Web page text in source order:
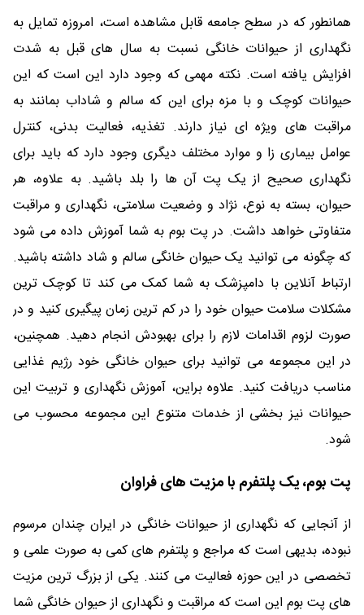
همانطور که در سطح جامعه قابل مشاهده است، امروزه تمایل به
نگهداری از حیوانات خانگی نسبت به سال های قبل به شدت
افزایش یافته است. نکته مهمی که وجود دارد این است که این
حیوانات کوچک و با مزه برای این که سالم و شاداب بمانند به
مراقبت های ویژه ای نیاز دارند. تغذیه، فعالیت بدنی، کنترل
عوامل بیماری زا و موارد مختلف دیگری وجود دارد که باید برای
نگهداری صحیح از یک پت آن ها را بلد باشید. به علاوه، هر
حیوان، بسته به نوع، نژاد و وضعیت سلامتی، نگهداری و مراقبت
متفاوتی خواهد داشت. در پت بوم به شما آموزش داده می شود
که چگونه می توانید یک حیوان خانگی سالم و شاد داشته باشید.
ارتباط آنلاین با دامپزشک به شما کمک می کند تا کوچک ترین
مشکلات سلامت حیوان خود را در کم ترین زمان پیگیری کنید و در
صورت لزوم اقدامات لازم را برای بهبودش انجام دهید. همچنین،
در این مجموعه می توانید برای حیوان خانگی خود رژیم غذایی
مناسب دریافت کنید. علاوه براین، آموزش نگهداری و تربیت این
حیوانات نیز بخشی از خدمات متنوع این مجموعه محسوب می
شود.
پت بوم، یک پلتفرم با مزیت های فراوان
از آنجایی که نگهداری از حیوانات خانگی در ایران چندان مرسوم
نبوده، بدیهی است که مراجع و پلتفرم های کمی به صورت علمی و
تخصصی در این حوزه فعالیت می کنند. یکی از بزرگ ترین مزیت
های پت بوم این است که مراقبت و نگهداری از حیوان خانگی شما